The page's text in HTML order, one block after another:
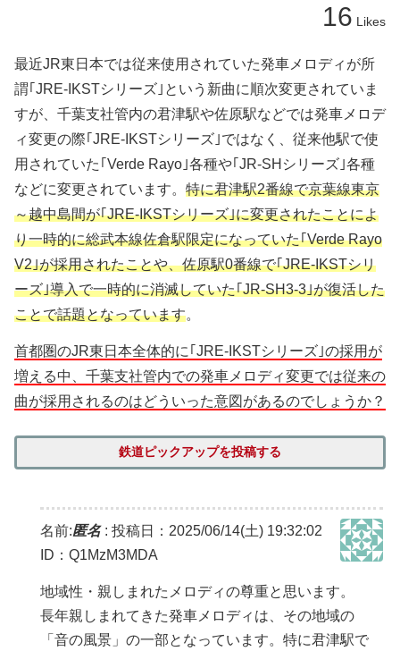
16 Likes
最近JR東日本では従来使用されていた発車メロディが所
謂｢JRE-IKSTシリーズ｣という新曲に順次変更されていま
すが、千葉支社管内の君津駅や佐原駅などでは発車メロデ
ィ変更の際｢JRE-IKSTシリーズ｣ではなく、従来他駅で使
用されていた｢Verde Rayo｣各種や｢JR-SHシリーズ｣各種
などに変更されています。 特に君津駅2番線で京葉線東京
～越中島間が｢JRE-IKSTシリーズ｣に変更されたことによ
り一時的に総武本線佐倉駅限定になっていた｢Verde Rayo
V2｣が採用されたことや、佐原駅0番線で｢JRE-IKSTシリ
ーズ｣導入で一時的に消滅していた｢JR-SH3-3｣が復活した
ことで話題となっています。
首都圏のJR東日本全体的に｢JRE-IKSTシリーズ｣の採用が
増える中、千葉支社管内での発車メロディ変更では従来の
曲が採用されるのはどういった意図があるのでしょうか？
鉄道ピックアップを投稿する
名前:匿名: 投稿日：2025/06/14(土) 19:32:02
ID：Q1MzM3MDA
地域性・親しまれたメロディの尊重と思います。
長年親しまれてきた発車メロディは、その地域の
「音の風景」の一部となっています。特に君津駅で